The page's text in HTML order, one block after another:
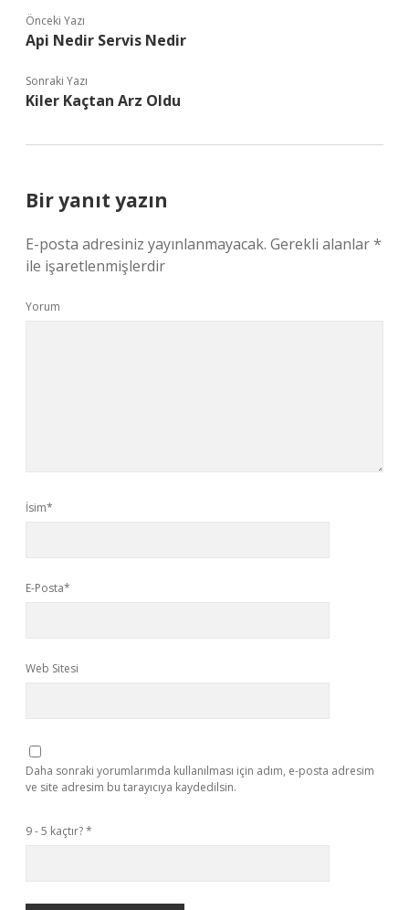
Önceki Yazı
Api Nedir Servis Nedir
Sonraki Yazı
Kiler Kaçtan Arz Oldu
Bir yanıt yazın
E-posta adresiniz yayınlanmayacak. Gerekli alanlar*
ile işaretlenmişlerdir
Yorum
İsim*
E-Posta*
Web Sitesi
Daha sonraki yorumlarımda kullanılması için adım, e-posta adresim
ve site adresim bu tarayıcıya kaydedilsin.
9 - 5 kaçtır?*